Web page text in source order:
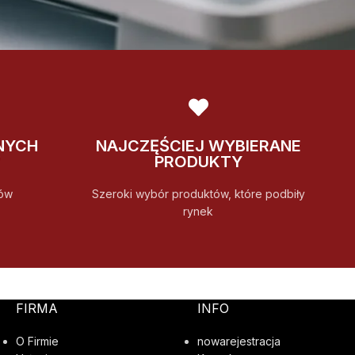
NAJCZĘŚCIEJ WYBIERANE
PRODUKTY
Szeroki wybór produktów, które podbiły
rynek
FIRMA
O Firmie
INFO
nowarejestracja